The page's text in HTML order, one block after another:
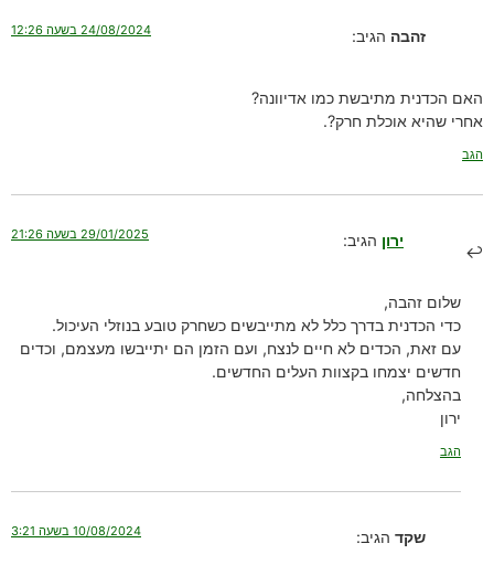
זהבה הגיב: 24/08/2024 בשעה 12:26
האם הכדנית מתיבשת כמו אדיוונה?
אחרי שהיא אוכלת חרק?.
הגב
ירון הגיב: 29/01/2025 בשעה 21:26
שלום זהבה,
כדי הכדנית בדרך כלל לא מתייבשים כשחרק טובע בנוזלי העיכול.
עם זאת, הכדים לא חיים לנצח, ועם הזמן הם יתייבשו מעצמם, וכדים
חדשים יצמחו בקצוות העלים החדשים.
בהצלחה,
ירון
הגב
שקד הגיב: 10/08/2024 בשעה 3:21